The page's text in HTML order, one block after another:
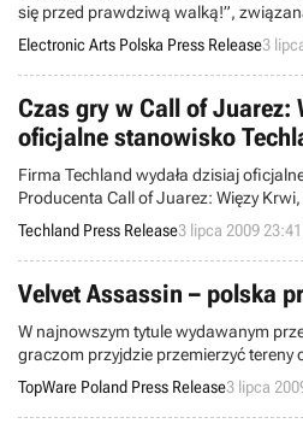
się przed prawdziwą walką!”,
Round 4. Dzięki niej każdy może
prawdziwego pięściarza. W tym celu
Media Markt i Saturn rozstawiliśmy
firmy KALKOMAT, mierzące siłę ciosu.
Electronic Arts Polska Press Release3
Czas gry w Call of Juarez:
oficjalne stanowisko
Firma Techland wydała dzisiaj
Producenta Call of Juarez: Więzy
dotyczące czasu jaki potrzebny jest na
Techland Press Release3 lipca 2009 23:41
Velvet Assassin – polska
W najnowszym tytule wydawanym
graczom przyjdzie przemierzyć tereny
Światowej. Na własne oczy będziemy
odkryć tajemnice III Rzeszy w
likwidowanego getta w Warszawie.
TopWare Poland Press Release3 lipca